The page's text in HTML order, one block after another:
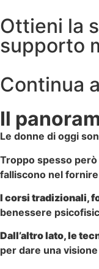
Ottieni la
supporto
Continua
Il
Le donne di oggi
Troppo spesso
falliscono nel
I corsi tradizionali,
benessere
Dall’altro lato, le
per dare una